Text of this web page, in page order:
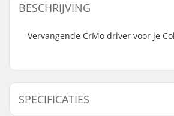
BESCHRIJVING
Vervangende CrMo driver voor je
SPECIFICATIES